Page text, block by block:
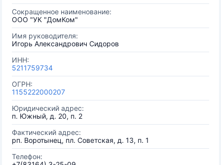
Сокращенное наименование:
ООО "УК "ДомКом"
Имя руководителя:
Игорь Александрович Сидоров
ИНН:
5211759734
ОГРН:
1155222000207
Юридический адрес:
п. Южный, д. 20, п. 2
Фактический адрес:
рп. Воротынец, пл. Советская, д. 13, п. 1
Телефон: